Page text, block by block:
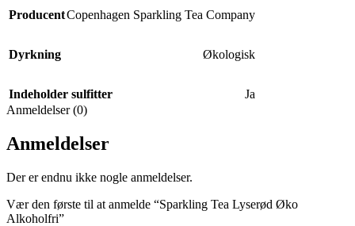
ProducentCopenhagen Sparkling Tea Company
Dyrkning Økologisk
Indeholder sulfitter
Ja
Anmeldelser (0)
Anmeldelser
Der er endnu ikke nogle anmeldelser.
Vær den første til at anmelde “Sparkling Tea Lyserød Øko
Alkoholfri”